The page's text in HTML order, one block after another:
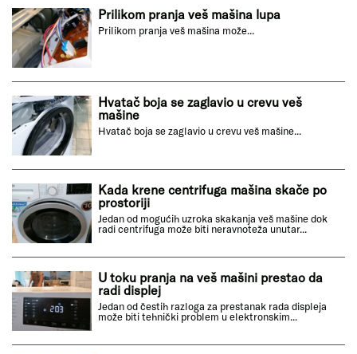
Prilikom pranja veš mašina lupa
Prilikom pranja veš mašina može...
Hvatač boja se zaglavio u crevu veš
mašine
Hvatač boja se zaglavio u crevu veš mašine...
Kada krene centrifuga mašina skače po
prostoriji
Jedan od mogućih uzroka skakanja veš mašine dok
radi centrifuga može biti neravnoteža unutar...
U toku pranja na veš mašini prestao da
radi displej
Jedan od čestih razloga za prestanak rada displeja
može biti tehnički problem u elektronskim...